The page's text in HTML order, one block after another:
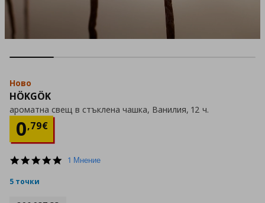
Ново
HÖKGÖK
ароматна свещ в стъклена чашка, Ванилия, 12 ч.
0,79€
Цена
5.01 Мнение
5 точки